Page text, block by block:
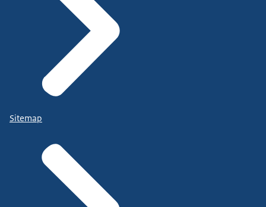
Sitemap